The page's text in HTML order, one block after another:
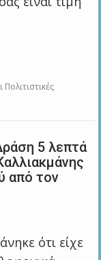
5 λεπτά
από τον
ότι είχε